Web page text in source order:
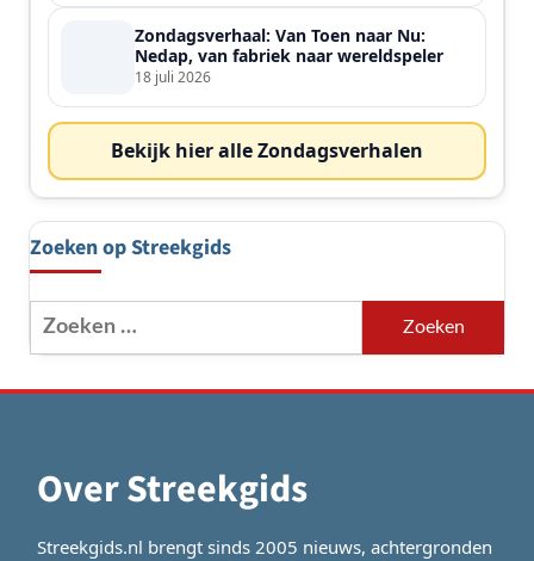
Zondagsverhaal: Van Toen naar Nu:
Nedap, van fabriek naar wereldspeler
18 juli 2026
Bekijk hier alle Zondagsverhalen
Zoeken op Streekgids
Zoeken
naar:
Over Streekgids
Streekgids.nl brengt sinds 2005 nieuws, achtergronden